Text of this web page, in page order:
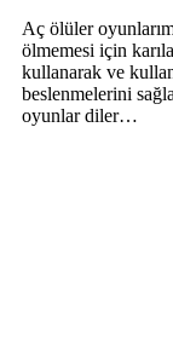
Aç ölüler
ölmemesi için
kullanarak ve
beslenmelerini
oyunlar diler…